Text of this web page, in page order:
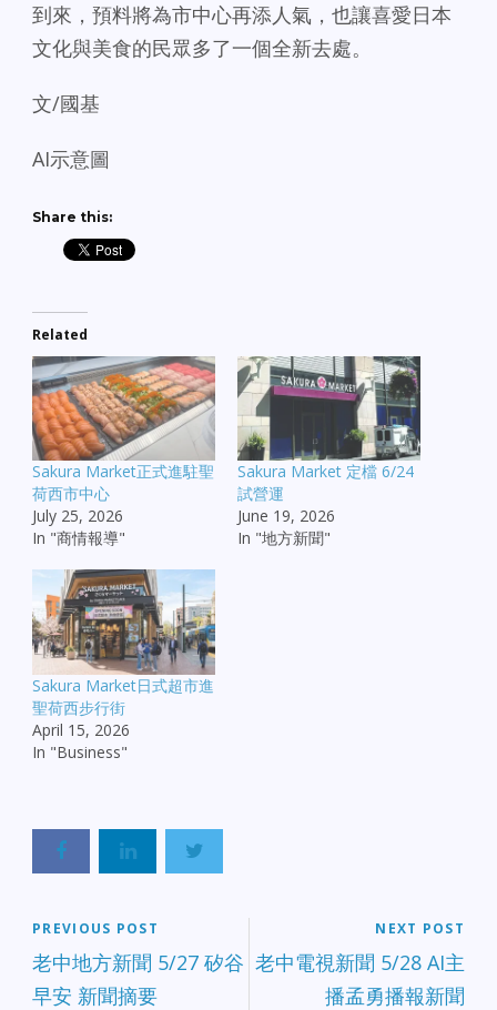
到來，預料將為市中心再添人氣，也讓喜愛日本
文化與美食的民眾多了一個全新去處。
文/國基
AI示意圖
Share this:
Related
Sakura Market正式進駐聖
荷西市中心
July 25, 2026
In "商情報導"
Sakura Market 定檔 6/24
試營運
June 19, 2026
In "地方新聞"
Sakura Market日式超市進
聖荷西步行街
April 15, 2026
In "Business"
PREVIOUS POST
老中地方新聞 5/27 矽谷
早安 新聞摘要
NEXT POST
老中電視新聞 5/28 AI主
播孟勇播報新聞